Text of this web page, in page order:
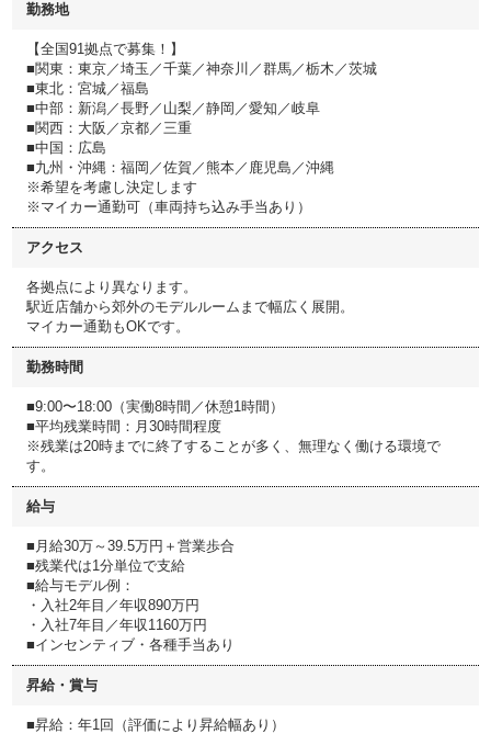
勤務地
【全国91拠点で募集！】
■関東：東京／埼玉／千葉／神奈川／群馬／栃木／茨城
■東北：宮城／福島
■中部：新潟／長野／山梨／静岡／愛知／岐阜
■関西：大阪／京都／三重
■中国：広島
■九州・沖縄：福岡／佐賀／熊本／鹿児島／沖縄
※希望を考慮し決定します
※マイカー通勤可（車両持ち込み手当あり）
アクセス
各拠点により異なります。
駅近店舗から郊外のモデルルームまで幅広く展開。
マイカー通勤もOKです。
勤務時間
■9:00〜18:00（実働8時間／休憩1時間）
■平均残業時間：月30時間程度
※残業は20時までに終了することが多く、無理なく働ける環境で
す。
給与
■月給30万～39.5万円＋営業歩合
■残業代は1分単位で支給
■給与モデル例：
・入社2年目／年収890万円
・入社7年目／年収1160万円
■インセンティブ・各種手当あり
昇給・賞与
■昇給：年1回（評価により昇給幅あり）